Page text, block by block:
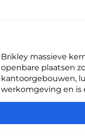
Brikley massieve
openbare plaatsen
kantoorgebouwen,
werkomgeving en is